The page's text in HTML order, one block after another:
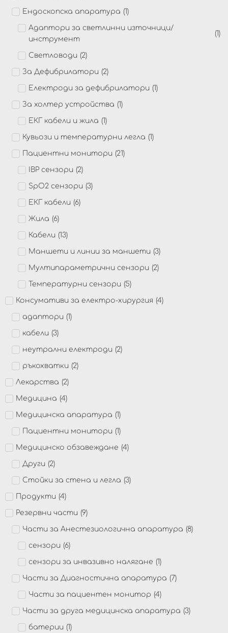
Ендоскопска апаратура (1)
Адаптори за светлинни източници/
инструмент
(1)
Светловоди (2)
За Дефибрилатори (2)
Електроди за дефибрилатори (1)
За холтер устройства (1)
ЕКГ кабели и жила (1)
Кувьози и температурни легла (1)
Пациентни монитори (21)
IBP сензори (2)
SpO2 сензори (3)
ЕКГ кабели (6)
Жила (6)
Кабели (13)
Маншети и линии за маншети (3)
Мултипараметрични сензори (2)
Температурни сензори (5)
Консумативи за електро-хирургия (4)
адаптори (1)
кабели (3)
неутрални електроди (2)
ръкохватки (2)
Лекарства (2)
Медицина (4)
Медицинска апаратура (1)
Пациентни монитори (1)
Медицинско обзавеждане (4)
Други (2)
Стойки за стена и легла (3)
Продукти (4)
Резервни части (9)
Части за Анестезиологична апаратура (8)
сензори (6)
сензори за инвазивно налягане (1)
Части за Диагностична апаратура (7)
Части за пациентен монитор (4)
Части за друга медицинска апаратура (3)
батерии (1)